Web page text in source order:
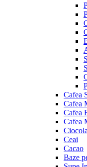
Cafea
Cafea
Cafea
Cafea
Ceai
Cacao
Baze